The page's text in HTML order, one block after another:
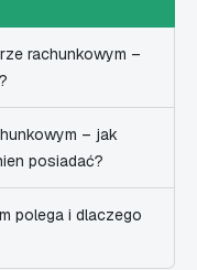
rachunkowym –
– jak
posiadać?
polega i dlaczego